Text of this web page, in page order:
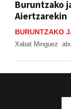
Buruntzako
Aiertzarekin
BURUNTZAKO
Xabat Minguez